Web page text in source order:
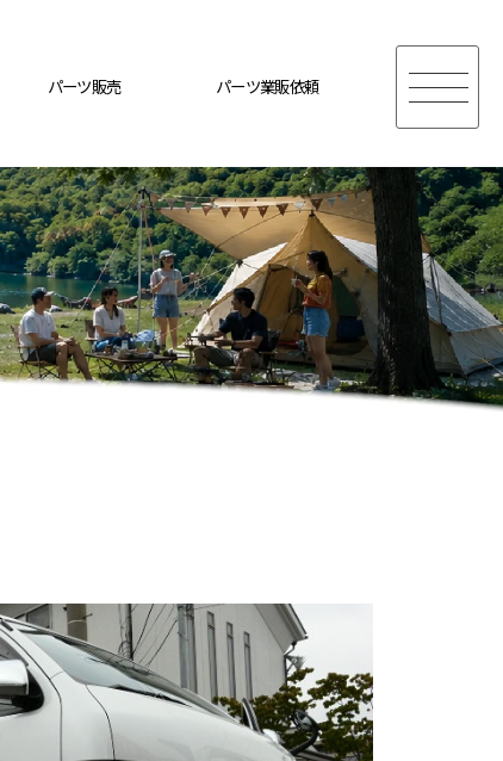
パーツ販売 パーツ業販依頼